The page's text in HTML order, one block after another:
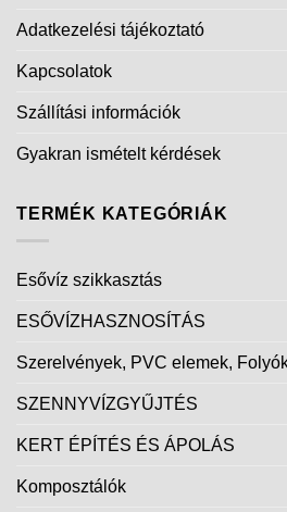
Adatkezelési tájékoztató
Kapcsolatok
Szállítási információk
Gyakran ismételt kérdések
TERMÉK KATEGÓRIÁK
Esővíz szikkasztás
ESŐVÍZHASZNOSÍTÁS
Szerelvények, PVC elemek,
SZENNYVÍZGYŰJTÉS
KERT ÉPÍTÉS ÉS ÁPOLÁS
Komposztálók